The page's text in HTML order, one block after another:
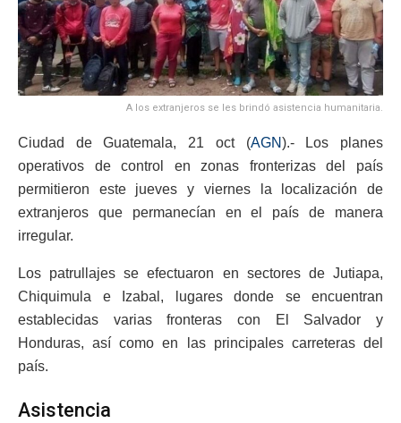
A los extranjeros se les brindó asistencia humanitaria.
Ciudad de Guatemala, 21 oct (AGN).- Los planes
operativos de control en zonas fronterizas del país
permitieron este jueves y viernes la localización de
extranjeros que permanecían en el país de manera
irregular.
Los patrullajes se efectuaron en sectores de Jutiapa,
Chiquimula e Izabal, lugares donde se encuentran
establecidas varias fronteras con El Salvador y
Honduras, así como en las principales carreteras del
país.
Asistencia